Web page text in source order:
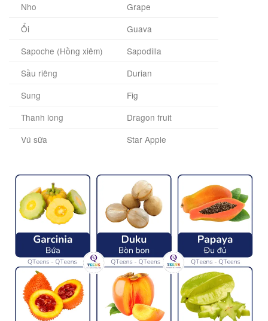
Nho
Grape
Ổi
Guava
Sapoche (Hồng xiêm)
Sapodilla
Sầu riêng
Durian
Sung
Fig
Thanh long
Dragon fruit
Vú sữa
Star Apple